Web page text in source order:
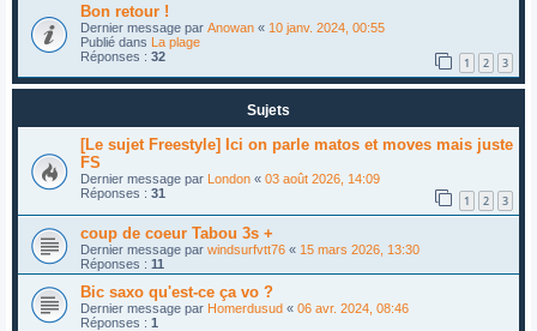
Bon retour !
Dernier message par Anowan « 10 janv. 2024, 00:55
Publié dans La plage
Réponses : 32 1 2 3
Sujets
[Le sujet Freestyle] Ici on parle matos et moves mais juste
FS
Dernier message par London « 03 août 2026, 14:09
Réponses : 31 1 2 3
coup de coeur Tabou 3s +
Dernier message par windsurfvtt76 « 15 mars 2026, 13:30
Réponses : 11
Bic saxo qu'est-ce ça vo ?
Dernier message par Homerdusud « 06 avr. 2024, 08:46
Réponses : 1